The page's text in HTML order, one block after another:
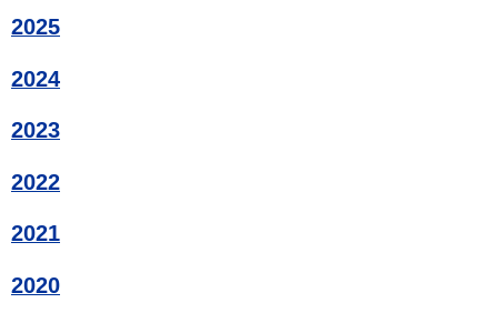
2025
2024
2023
2022
2021
2020